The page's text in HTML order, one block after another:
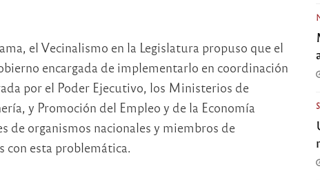
el Vecinalismo en la Legislatura propuso que el
encargada de implementarlo en coordinación
por el Poder Ejecutivo, los Ministerios de
y Promoción del Empleo y de la Economía
de organismos nacionales y miembros de
con esta problemática.